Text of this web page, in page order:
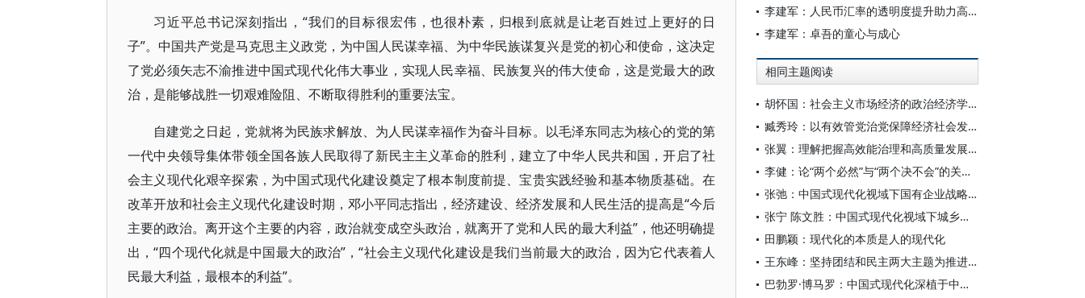
习近平总书记深刻指出，“我们的目标很宏伟，也很朴素，归根到底就是让老百姓过上更好的日
子”。中国共产党是马克思主义政党，为中国人民谋幸福、为中华民族谋复兴是党的初心和使命，这决定
了党必须矢志不渝推进中国式现代化伟大事业，实现人民幸福、民族复兴的伟大使命，这是党最大的政
治，是能够战胜一切艰难险阻、不断取得胜利的重要法宝。
自建党之日起，党就将为民族求解放、为人民谋幸福作为奋斗目标。以毛泽东同志为核心的党的第
一代中央领导集体带领全国各族人民取得了新民主主义革命的胜利，建立了中华人民共和国，开启了社
会主义现代化艰辛探索，为中国式现代化建设奠定了根本制度前提、宝贵实践经验和基本物质基础。在
改革开放和社会主义现代化建设时期，邓小平同志指出，经济建设、经济发展和人民生活的提高是“今后
主要的政治。离开这个主要的内容，政治就变成空头政治，就离开了党和人民的最大利益”，他还明确提
出，“四个现代化就是中国最大的政治”，“社会主义现代化建设是我们当前最大的政治，因为它代表着人
民最大利益，最根本的利益”。
李建军：人民币汇率的透明度提升助力高质量发展和高水平对外开放
李建军：卓吾的童心与成心
相同主题阅读
胡怀国：社会主义市场经济的政治经济学解析
臧秀玲：以有效管党治党保障经济社会发展的历程与经验
张翼：理解把握高效能治理和高质量发展的有机结合
李健：论“两个必然”与“两个决不会”的关系——基于跨越资本主义制度“卡夫丁峡谷”设想的反思
张弛：中国式现代化视域下国有企业战略使命的历史演进、理论逻辑和时代要求
张宁 陈文胜：中国式现代化视域下城乡融合的制度创新与治理逻辑
田鹏颖：现代化的本质是人的现代化
王东峰：坚持团结和民主两大主题为推进中国式现代化广泛凝心聚力
巴勃罗·博马罗：中国式现代化深植于中国共产党的系统性规划与全方位治理实践